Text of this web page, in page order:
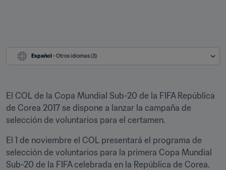
Español - Otros idiomas (3)
El COL de la Copa Mundial Sub-20 de la FIFA República
de Corea 2017 se dispone a lanzar la campaña de
selección de voluntarios para el certamen.
El 1 de noviembre el COL presentará el programa de
selección de voluntarios para la primera Copa Mundial
Sub-20 de la FIFA celebrada en la República de Corea.